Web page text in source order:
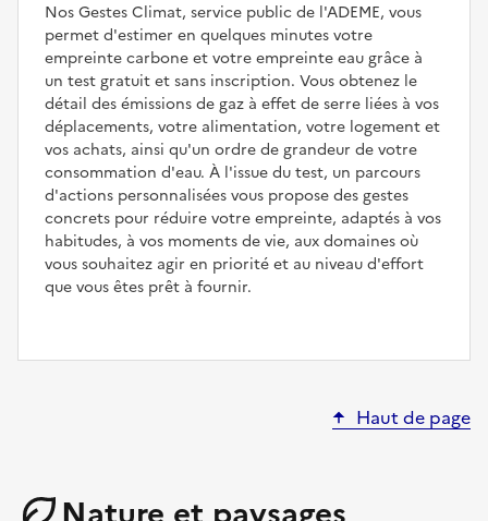
Nos Gestes Climat, service public de l'ADEME, vous
permet d'estimer en quelques minutes votre
empreinte carbone et votre empreinte eau grâce à
un test gratuit et sans inscription. Vous obtenez le
détail des émissions de gaz à effet de serre liées à vos
déplacements, votre alimentation, votre logement et
vos achats, ainsi qu'un ordre de grandeur de votre
consommation d'eau. À l'issue du test, un parcours
d'actions personnalisées vous propose des gestes
concrets pour réduire votre empreinte, adaptés à vos
habitudes, à vos moments de vie, aux domaines où
vous souhaitez agir en priorité et au niveau d'effort
que vous êtes prêt à fournir.
Haut de page